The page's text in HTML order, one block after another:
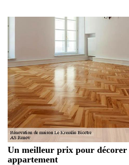
Un meilleur prix pour
appartement